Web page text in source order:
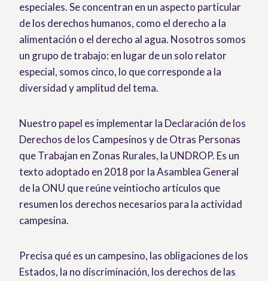
especiales. Se concentran en un aspecto particular
de los derechos humanos, como el derecho a la
alimentación o el derecho al agua. Nosotros somos
un grupo de trabajo: en lugar de un solo relator
especial, somos cinco, lo que corresponde a la
diversidad y amplitud del tema.
Nuestro papel es implementar la Declaración de los
Derechos de los Campesinos y de Otras Personas
que Trabajan en Zonas Rurales, la UNDROP. Es un
texto adoptado en 2018 por la Asamblea General
de la ONU que reúne veintiocho artículos que
resumen los derechos necesarios para la actividad
campesina.
Precisa qué es un campesino, las obligaciones de los
Estados, la no discriminación, los derechos de las